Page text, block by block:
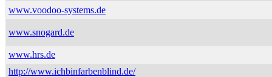
www.voodoo-systems.de
www.snogard.de
www.hrs.de
http://www.ichbinfarbenblind.de/